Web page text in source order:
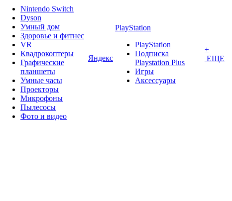
Nintendo Switch
Dyson
Умный дом
Здоровье и фитнес
VR
Квадрокоптеры
Графические
планшеты
Умные часы
Проекторы
Микрофоны
Пылесосы
Фото и видео
Яндекс
PlayStation
PlayStation
Подписка
Playstation Plus
Игры
Аксессуары
+
ЕЩЕ